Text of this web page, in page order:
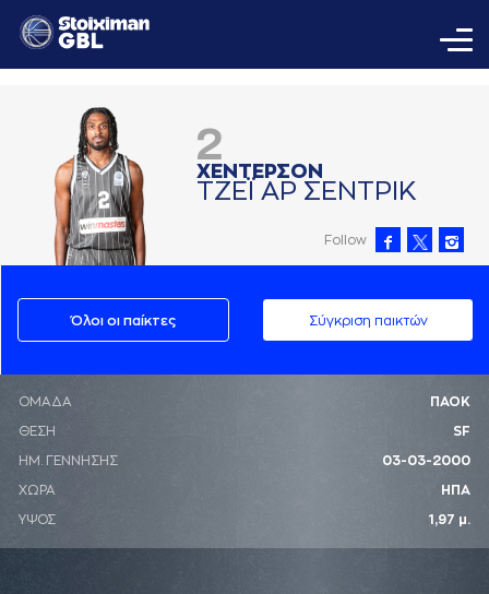
2
ΧΕΝΤΕΡΣΟΝ
ΤΖΕΪ AΡ ΣΕΝΤΡΙΚ
Follow
Όλοι οι παίκτες Σύγκριση παικτών
ΟΜΑΔΑ ΠΑΟΚ
ΘΕΣΗ SF
ΗΜ. ΓΕΝΝΗΣΗΣ 03-03-2000
ΧΩΡΑ ΗΠΑ
ΥΨΟΣ 1,97 μ.